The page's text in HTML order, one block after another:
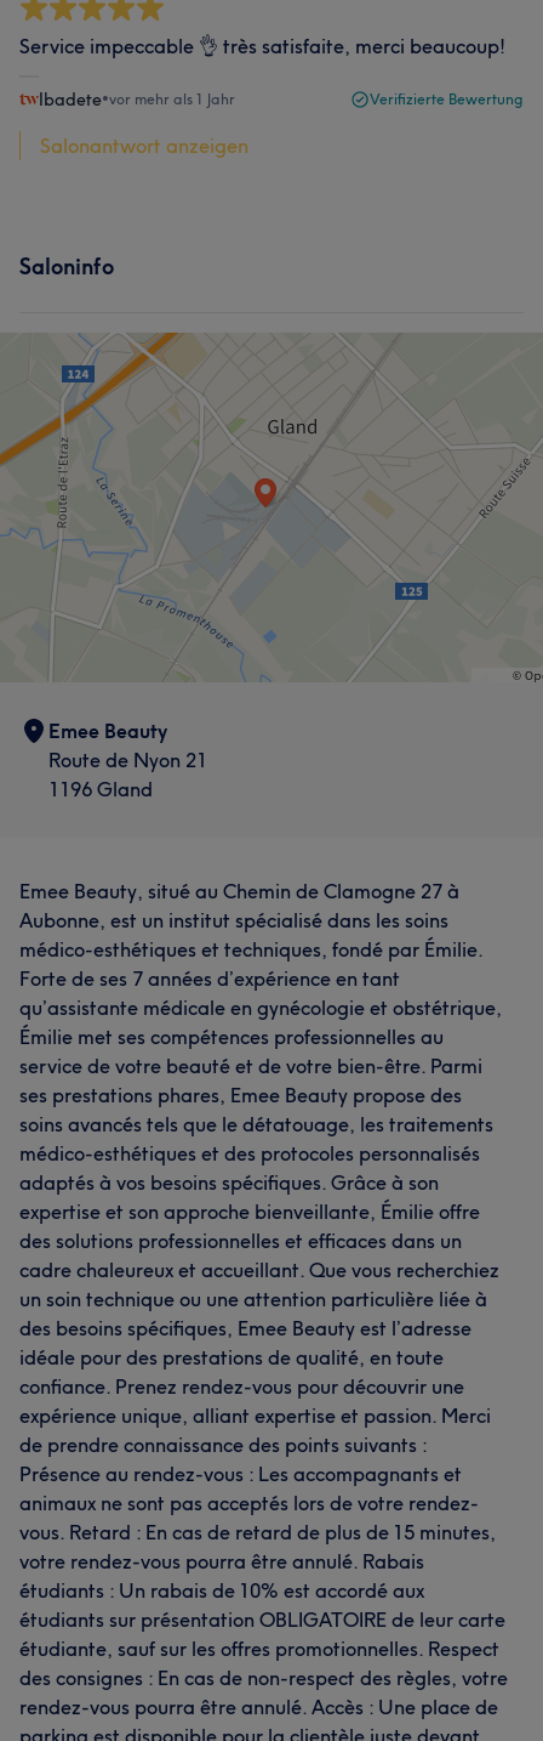
Service impeccable 👌 très satisfaite, merci beaucoup!
Ibadete•vor mehr als 1 Jahr Verifizierte Bewertung
Salonantwort anzeigen
Saloninfo
Emee Beauty
Route de Nyon 21
1196 Gland
Emee Beauty, situé au Chemin de Clamogne 27 à
Aubonne, est un institut spécialisé dans les soins
médico-esthétiques et techniques, fondé par Émilie.
Forte de ses 7 années d’expérience en tant
qu’assistante médicale en gynécologie et obstétrique,
Émilie met ses compétences professionnelles au
service de votre beauté et de votre bien-être. Parmi
ses prestations phares, Emee Beauty propose des
soins avancés tels que le détatouage, les traitements
médico-esthétiques et des protocoles personnalisés
adaptés à vos besoins spécifiques. Grâce à son
expertise et son approche bienveillante, Émilie offre
des solutions professionnelles et efficaces dans un
cadre chaleureux et accueillant. Que vous recherchiez
un soin technique ou une attention particulière liée à
des besoins spécifiques, Emee Beauty est l’adresse
idéale pour des prestations de qualité, en toute
confiance. Prenez rendez-vous pour découvrir une
expérience unique, alliant expertise et passion. Merci
de prendre connaissance des points suivants :
Présence au rendez-vous : Les accompagnants et
animaux ne sont pas acceptés lors de votre rendez-
vous. Retard : En cas de retard de plus de 15 minutes,
votre rendez-vous pourra être annulé. Rabais
étudiants : Un rabais de 10% est accordé aux
étudiants sur présentation OBLIGATOIRE de leur carte
étudiante, sauf sur les offres promotionnelles. Respect
des consignes : En cas de non-respect des règles, votre
rendez-vous pourra être annulé. Accès : Une place de
parking est disponible pour la clientèle juste devant